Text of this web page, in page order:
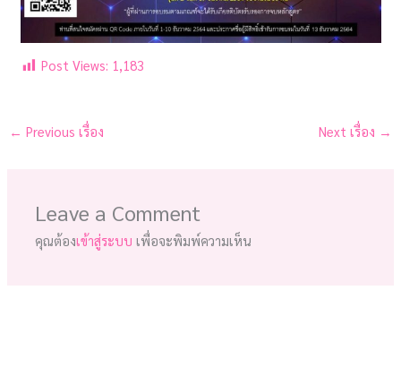
Post Views: 1,183
← Previous เรื่อง Next เรื่อง →
Leave a Comment
คุณต้องเข้าสู่ระบบ เพื่อจะพิมพ์ความเห็น